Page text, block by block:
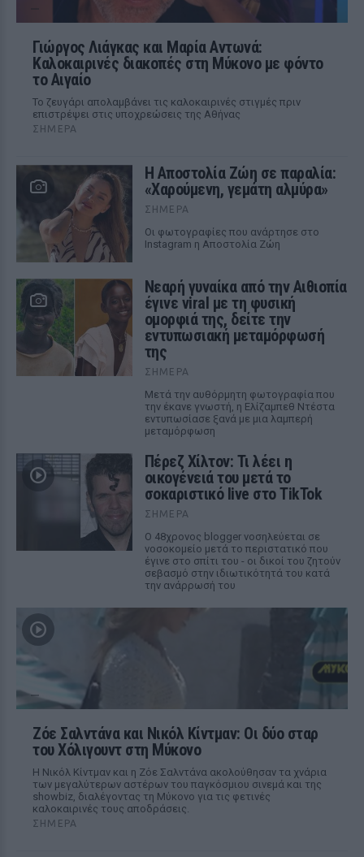
Γιώργος Λιάγκας και Μαρία Αντωνά:
Καλοκαιρινές διακοπές στη Μύκονο με φόντο
το Αιγαίο
Το ζευγάρι απολαμβάνει τις καλοκαιρινές στιγμές πριν
επιστρέψει στις υποχρεώσεις της Αθήνας
ΣΉΜΕΡΑ
Η Αποστολία Ζώη σε παραλία:
«Χαρούμενη, γεμάτη αλμύρα»
ΣΉΜΕΡΑ
Οι φωτογραφίες που ανάρτησε στο
Instagram η Αποστολία Ζώη
Νεαρή γυναίκα από την Αιθιοπία
έγινε viral με τη φυσική
ομορφιά της, δείτε την
εντυπωσιακή μεταμόρφωσή
της
ΣΉΜΕΡΑ
Μετά την αυθόρμητη φωτογραφία που
την έκανε γνωστή, η Ελίζαμπεθ Ντέστα
εντυπωσίασε ξανά με μια λαμπερή
μεταμόρφωση
Πέρεζ Χίλτον: Τι λέει η
οικογένειά του μετά το
σοκαριστικό live στο TikTok
ΣΉΜΕΡΑ
Ο 48χρονος blogger νοσηλεύεται σε
νοσοκομείο μετά το περιστατικό που
έγινε στο σπίτι του - οι δικοί του ζητούν
σεβασμό στην ιδιωτικότητά του κατά
την ανάρρωσή του
Ζόε Σαλντάνα και Νικόλ Κίντμαν: Οι δύο σταρ
του Χόλιγουντ στη Μύκονο
Η Νικόλ Κίντμαν και η Ζόε Σαλντάνα ακολούθησαν τα χνάρια
των μεγαλύτερων αστέρων του παγκόσμιου σινεμά και της
showbiz, διαλέγοντας τη Μύκονο για τις φετινές
καλοκαιρινές τους αποδράσεις.
ΣΉΜΕΡΑ